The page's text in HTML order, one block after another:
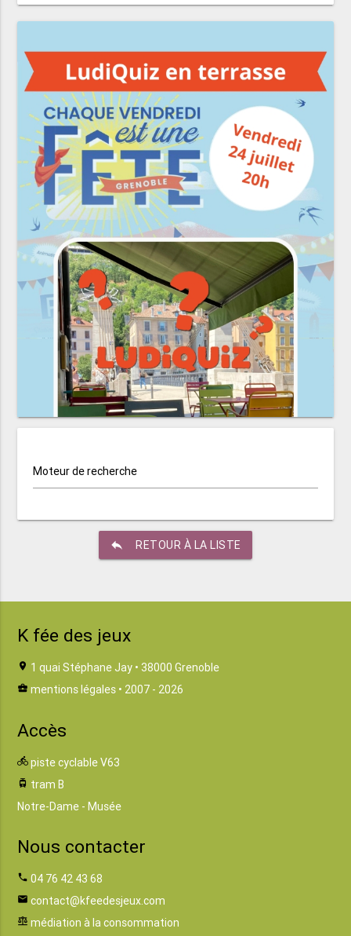
Moteur de recherche
reply RETOUR À LA LISTE
K fée des jeux
location_on 1 quai Stéphane Jay • 38000 Grenoble
business_center mentions légales • 2007 - 2026
Accès
directions_bike piste cyclable V63
tram tram B
Notre-Dame - Musée
Nous contacter
phone 04 76 42 43 68
email contact@kfeedesjeux.com
balance médiation à la consommation